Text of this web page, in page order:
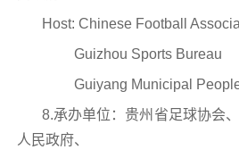
Host: Chinese Football
Guizhou Sports Bureau
Guiyang Municipal People's
8.承办单位：贵州省足球协会、
人民政府、